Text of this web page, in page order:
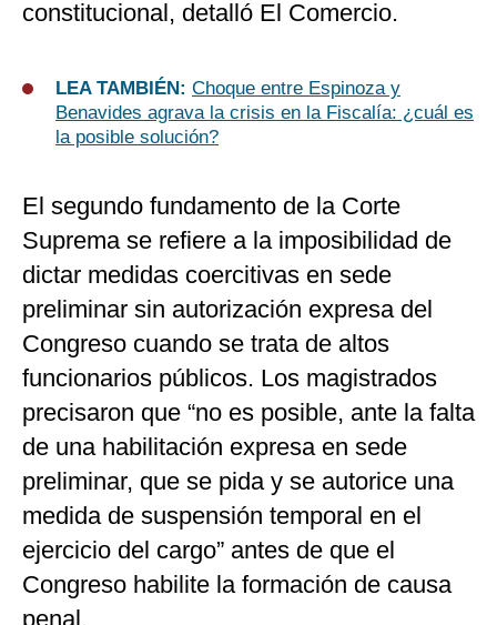
constitucional, detalló El Comercio.
LEA TAMBIÉN: Choque entre Espinoza y
Benavides agrava la crisis en la Fiscalía: ¿cuál es
la posible solución?
El segundo fundamento de la Corte
Suprema se refiere a la imposibilidad de
dictar medidas coercitivas en sede
preliminar sin autorización expresa del
Congreso cuando se trata de altos
funcionarios públicos. Los magistrados
precisaron que “no es posible, ante la falta
de una habilitación expresa en sede
preliminar, que se pida y se autorice una
medida de suspensión temporal en el
ejercicio del cargo” antes de que el
Congreso habilite la formación de causa
penal.